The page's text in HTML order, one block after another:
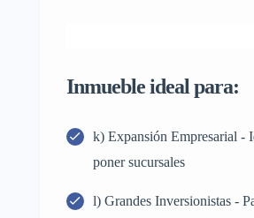
Inmueble ideal para:
k) Expansión Empresarial -
poner sucursales
l) Grandes Inversionistas -